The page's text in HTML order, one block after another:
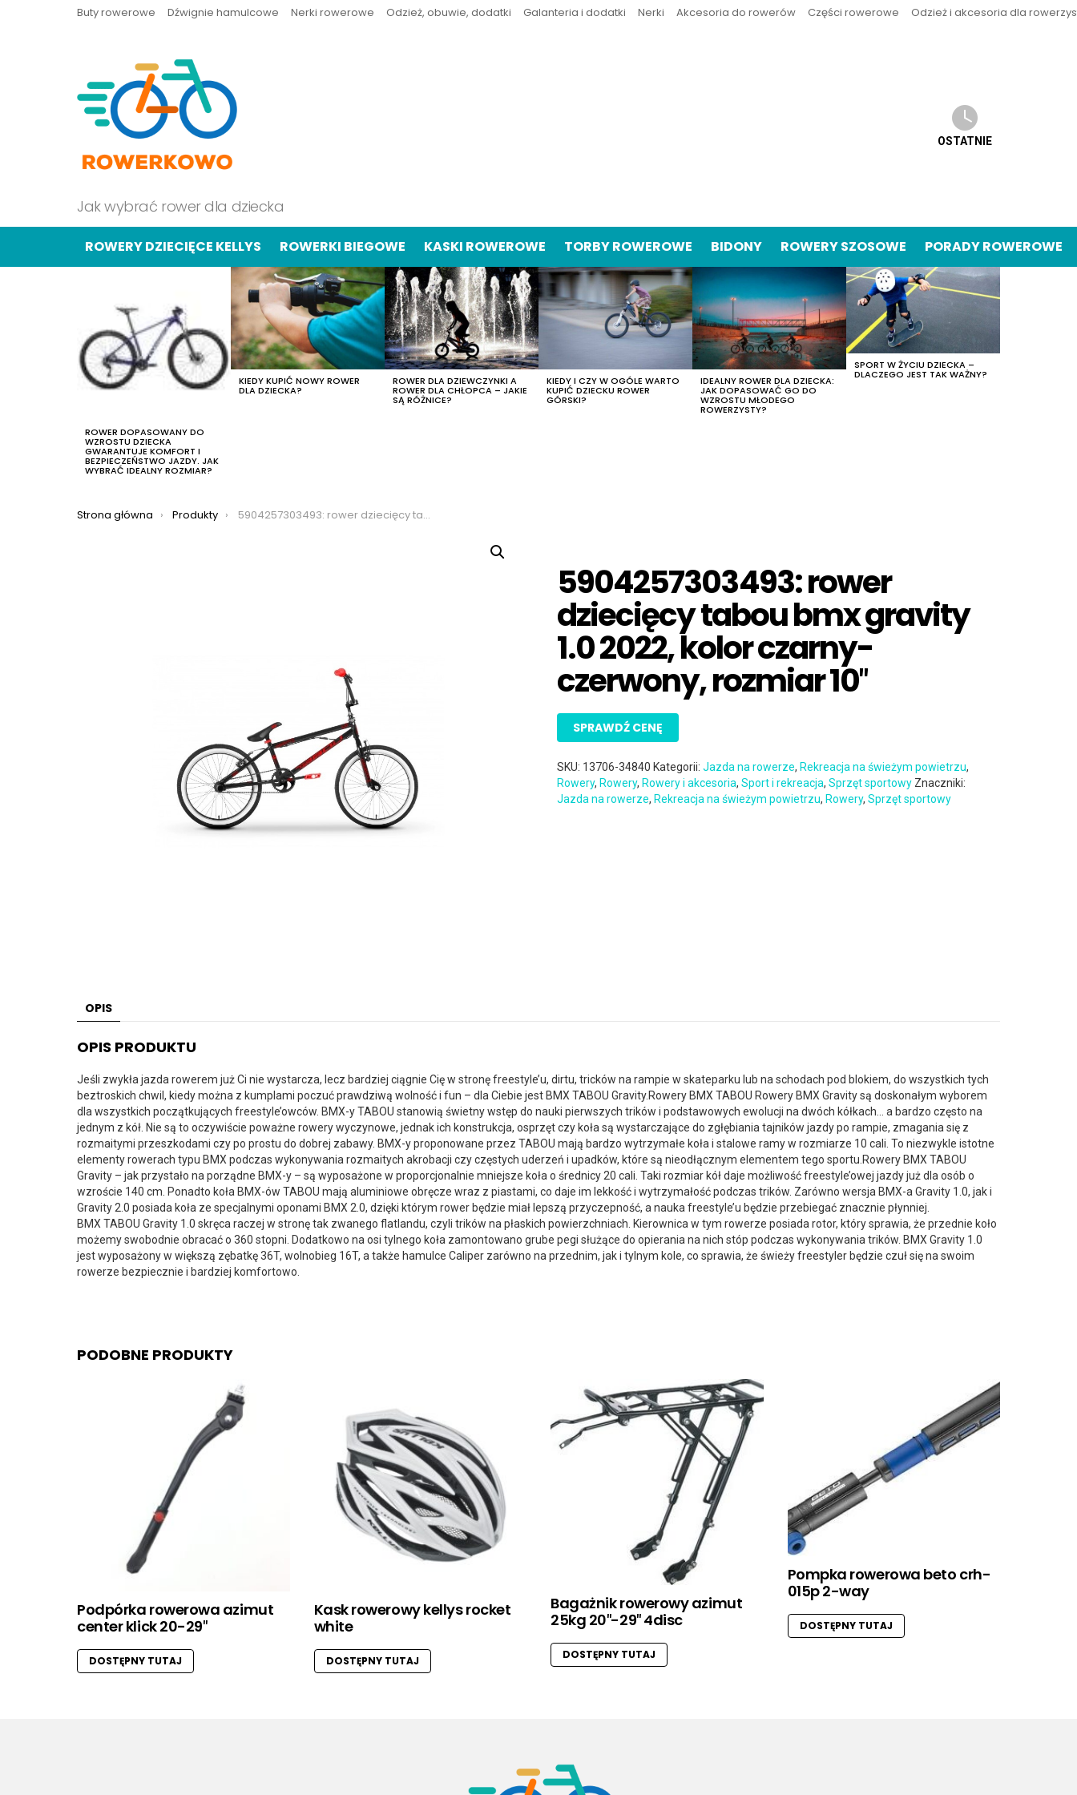
Buty rowerowe Dźwignie hamulcowe Nerki rowerowe Odzież, obuwie, dodatki Galanteria i dodatki Nerki Akcesoria do rowerów Części rowerowe Odzież i akcesoria dla
Jak wybrać rower dla dziecka
OSTATNIE
ROWERY DZIECIĘCE KELLYS ROWERKI BIEGOWE KASKI ROWEROWE TORBY ROWEROWE BIDONY ROWERY SZOSOWE PORADY ROWEROWE
ROWER DOPASOWANY DO
WZROSTU DZIECKA
GWARANTUJE KOMFORT I
BEZPIECZEŃSTWO JAZDY. JAK
WYBRAĆ IDEALNY ROZMIAR?
KIEDY KUPIĆ NOWY ROWER
DLA DZIECKA?
ROWER DLA DZIEWCZYNKI A
ROWER DLA CHŁOPCA – JAKIE
SĄ RÓŻNICE?
KIEDY I CZY W OGÓLE WARTO
KUPIĆ DZIECKU ROWER
GÓRSKI?
IDEALNY ROWER DLA DZIECKA:
JAK DOPASOWAĆ GO DO
WZROSTU MŁODEGO
ROWERZYSTY?
SPORT W ŻYCIU DZIECKA –
DLACZEGO JEST TAK WAŻNY?
Jesteś tutaj:
Strona główna Produkty 5904257303493: rower dziecięcy tabou bmx gravity 1.0 2022, kolor czarny-czerwony, rozmiar 10″
5904257303493: rower
dziecięcy tabou bmx gravity
1.0 2022, kolor czarny-
czerwony, rozmiar 10″
SPRAWDŹ CENĘ
SKU: 13706-34840 Kategorii:Jazda na rowerze, Rekreacja na świeżym powietrzu,
Rowery, Rowery, Rowery i akcesoria,Sport i rekreacja,Sprzęt sportowy Znaczniki:
Jazda na rowerze, Rekreacja na świeżym powietrzu, Rowery,Sprzęt sportowy
OPIS
OPIS PRODUKTU
Jeśli zwykła jazda rowerem już Ci nie wystarcza, lecz bardziej ciągnie Cię w stronę freestyle’u, dirtu, tricków na rampie w skateparku lub na schodach pod blokiem, do wszystkich tych
beztroskich chwil, kiedy można z kumplami poczuć prawdziwą wolność i fun – dla Ciebie jest BMX TABOU Gravity.Rowery BMX TABOU Rowery BMX Gravity są doskonałym wyborem
dla wszystkich początkujących freestyle’owców. BMX-y TABOU stanowią świetny wstęp do nauki pierwszych trików i podstawowych ewolucji na dwóch kółkach… a bardzo często na
jednym z kół. Nie są to oczywiście poważne rowery wyczynowe, jednak ich konstrukcja, osprzęt czy koła są wystarczające do zgłębiania tajników jazdy po rampie, zmagania się z
rozmaitymi przeszkodami czy po prostu do dobrej zabawy. BMX-y proponowane przez TABOU mają bardzo wytrzymałe koła i stalowe ramy w rozmiarze 10 cali. To niezwykle istotne
elementy rowerach typu BMX podczas wykonywania rozmaitych akrobacji czy częstych uderzeń i upadków, które są nieodłącznym elementem tego sportu.Rowery BMX TABOU
Gravity – jak przystało na porządne BMX-y – są wyposażone w proporcjonalnie mniejsze koła o średnicy 20 cali. Taki rozmiar kół daje możliwość freestyle’owej jazdy już dla osób o
wzroście 140 cm. Ponadto koła BMX-ów TABOU mają aluminiowe obręcze wraz z piastami, co daje im lekkość i wytrzymałość podczas trików. Zarówno wersja BMX-a Gravity 1.0, jak i
Gravity 2.0 posiada koła ze specjalnymi oponami BMX 2.0, dzięki którym rower będzie miał lepszą przyczepność, a nauka freestyle’u będzie przebiegać znacznie płynniej.
BMX TABOU Gravity 1.0 skręca raczej w stronę tak zwanego flatlandu, czyli trików na płaskich powierzchniach. Kierownica w tym rowerze posiada rotor, który sprawia, że przednie koło
możemy swobodnie obracać o 360 stopni. Dodatkowo na osi tylnego koła zamontowano grube pegi służące do opierania na nich stóp podczas wykonywania trików. BMX Gravity 1.0
jest wyposażony w większą zębatkę 36T, wolnobieg 16T, a także hamulce Caliper zarówno na przednim, jak i tylnym kole, co sprawia, że świeży freestyler będzie czuł się na swoim
rowerze bezpiecznie i bardziej komfortowo.
PODOBNE PRODUKTY
Podpórka rowerowa azimut
center klick 20-29″
DOSTĘPNY TUTAJ
Kask rowerowy kellys rocket
white
DOSTĘPNY TUTAJ
Bagażnik rowerowy azimut
25kg 20″-29″ 4disc
DOSTĘPNY TUTAJ
Pompka rowerowa beto crh-
015p 2-way
DOSTĘPNY TUTAJ